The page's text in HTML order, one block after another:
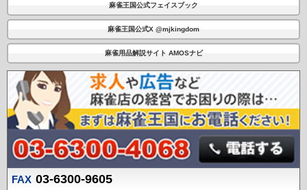
麻雀王国公式フェイスブック
麻雀王国公式X @mjkingdom
麻雀用品解説サイト AMOSナビ
FAX 03-6300-9605